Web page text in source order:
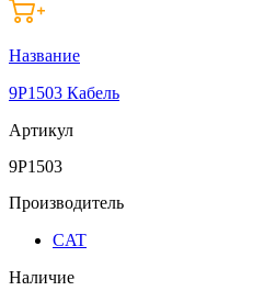
Название
9P1503 Кабель
Артикул
9P1503
Производитель
CAT
Наличие